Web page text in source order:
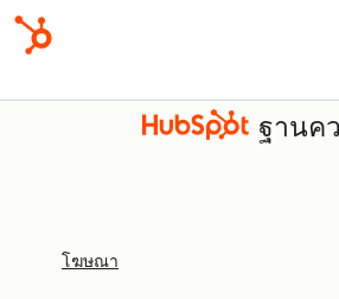
ฐานค
โฆษณา